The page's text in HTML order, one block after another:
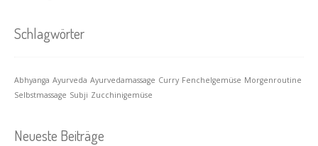
Schlagwörter
Abhyanga Ayurveda Ayurvedamassage Curry Fenchelgemüse Morgenroutine
Selbstmassage Subji Zucchinigemüse
Neueste Beiträge